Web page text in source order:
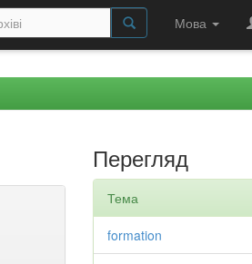
Мова
Перегляд
Тема
formation